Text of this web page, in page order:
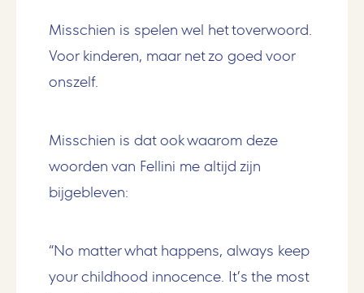
Misschien is spelen wel het toverwoord.
Voor kinderen, maar net zo goed voor
onszelf.
Misschien is dat ook waarom deze
woorden van Fellini me altijd zijn
bijgebleven:
“No matter what happens, always keep
your childhood innocence. It’s the most